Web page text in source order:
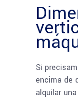
Si
encima de
alquilar